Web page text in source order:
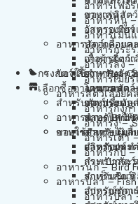
อาหารเฟอ
อาหารหนู –
อาหารเม่น
อาหารกระ
อาหารลิง –
อาหารเมีย
อาหารสัตว์เลี้อยค
อาหารกิ้งก่
อาหารงู –
อาหารเต่า
อาหารกบ –
อาหารนก – Bird
อาหารปลา – Fish
อาหารปลา
อาหารลิง –
อาหารเมีย
อาหารสัตว์เลี้อย
อาหารกิ้งก่
อาหารงู –
อาหารเต่า
อาหารกบ –
อาหารนก – Bird
อาหารปลา – Fish
อาหารปลา
ของเล่นสัต
วัสดุรองกร
ปลอกคอแล
เสื้อผ้าสัตว์
ของใช้สำหรับสัตว์
โดมนอนแล
ของประดับ
หลอดไฟให้
ของใช้สำหรับผู้เลี้
ผลิตภัณฑ์ท
กระเป๋าสัต
รถเข็นสัตว์
อุปกรณ์ตัดแ
กรงสัตว์เลี้ยง – Pet
เลือกซื้อตามหมวดสัตว์
สำหรับสัตว์เลี้ยงลู
สำหรับสุนัข
สำหรับแมว
สำหรับกระ
สำหรับกระ
สำหรับชินชิ
สำหรับชูกา